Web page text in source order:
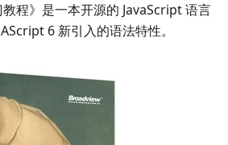
教程》是一本开源的 JavaScript 语言
6 新引入的语法特性。